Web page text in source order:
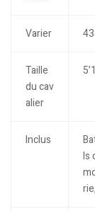
Varier
Taille
du cav
alier
Inclus
ls